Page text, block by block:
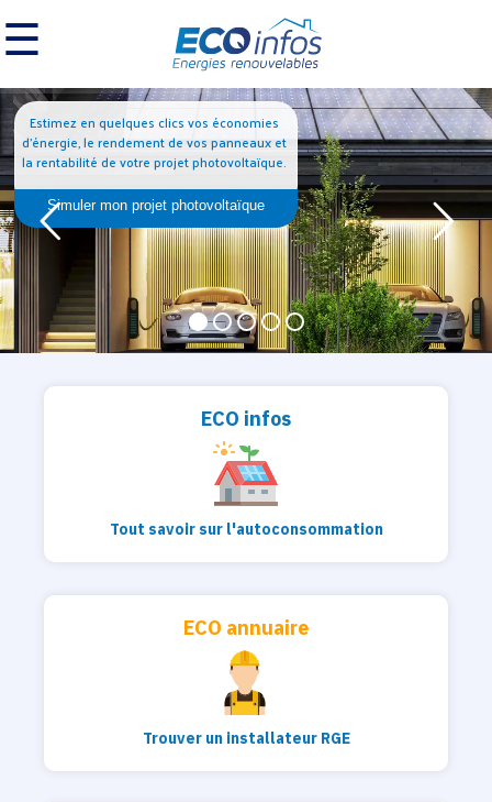
☰
Estimez en quelques clics vos économies
d’énergie, le rendement de vos panneaux et
la rentabilité de votre projet photovoltaïque.
Simuler mon projet photovoltaïque
ECO infos
Tout savoir sur l'autoconsommation
ECO annuaire
Trouver un installateur RGE